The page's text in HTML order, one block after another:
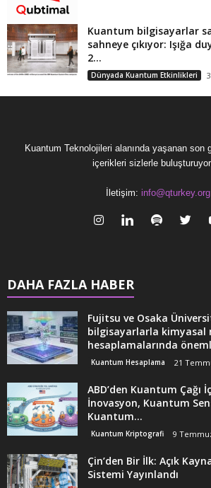
Kuantum bilgisayarlar
sahneye çıkıyor: Işığa
2...
Dünyada Kuantum Etkinlikleri
Kuantum Teknolojileri alanında yaşanan son
içerikleri sizlerle
İletişim: info@qturkey.org
DAHA FAZLA HABER
Fujitsu ve Osaka
bilgisayarlarla kimyasal
hesaplamalarında
Kuantum Hesaplama 21
ABD’den Kuantum Çağı
İnovasyon, Kuantum
Kuantum...
Kuantum Kriptografi 9
Çin’den Bir İlk: Açık
Sistemi Yayınlandı